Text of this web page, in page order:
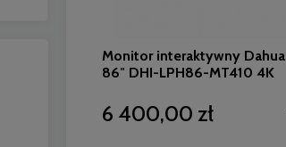
Monitor interaktywny Dahua
86″ DHI-LPH86-MT410 4K
6 400,00 zł